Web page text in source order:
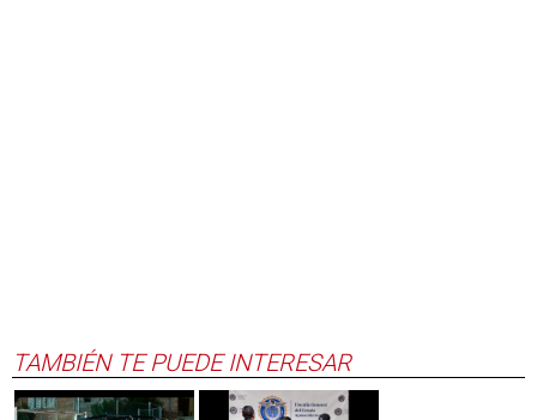
TAMBIÉN TE PUEDE INTERESAR